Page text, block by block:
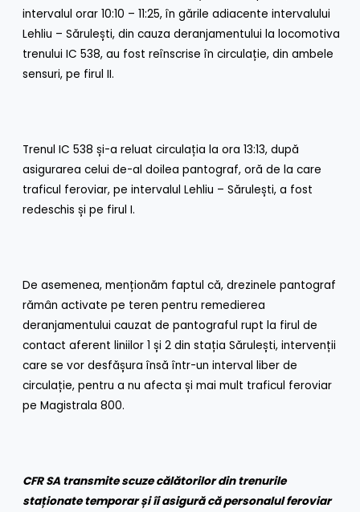
intervalul orar 10:10 – 11:25, în gările adiacente intervalului
Lehliu – Sărulești, din cauza deranjamentului la locomotiva
trenului IC 538, au fost reînscrise în circulație, din ambele
sensuri, pe firul II.
Trenul IC 538 și-a reluat circulația la ora 13:13, după
asigurarea celui de-al doilea pantograf, oră de la care
traficul feroviar, pe intervalul Lehliu – Sărulești, a fost
redeschis și pe firul I.
De asemenea, menționăm faptul că, drezinele pantograf
rămân activate pe teren pentru remedierea
deranjamentului cauzat de pantograful rupt la firul de
contact aferent liniilor 1 și 2 din stația Sărulești, intervenții
care se vor desfășura însă într-un interval liber de
circulație, pentru a nu afecta și mai mult traficul feroviar
pe Magistrala 800.
CFR SA transmite scuze călătorilor din trenurile
staționate temporar și îi asigură că personalul feroviar